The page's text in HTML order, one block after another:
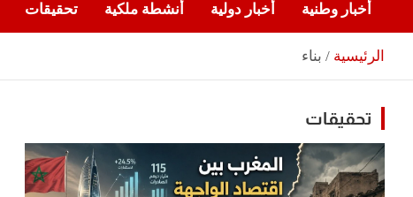
أخبار وطنية أخبار دولية أنشطة ملكية تحقيقات
الرئيسية بناء
تحقيقات